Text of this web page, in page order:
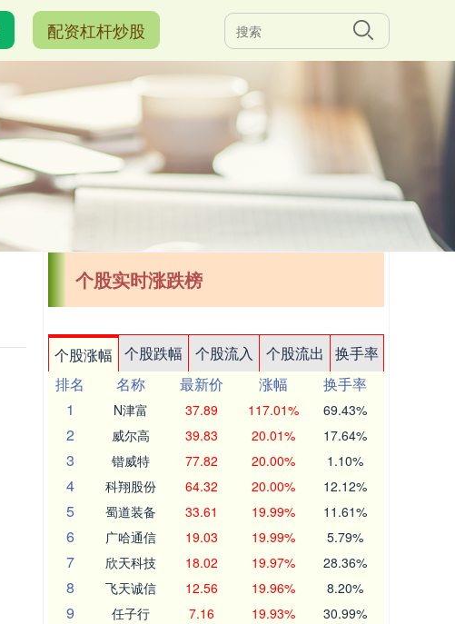
配资杠杆炒股
个股实时涨跌榜
个股涨幅 个股跌幅 个股流入 个股流出
换手率
排名
名称 最新价 涨幅
换手率
1
N津富 37.89 117.01% 69.43%
2 威尔高 39.83 20.01% 17.64%
3 锴威特 77.82 20.00% 1.10%
4 科翔股份 64.32 20.00% 12.12%
5 蜀道装备 33.61 19.99% 11.61%
6 广哈通信 19.03 19.99% 5.79%
7 欣天科技 18.02 19.97% 28.36%
8 飞天诚信 12.56 19.96% 8.20%
9 任子行 7.16 19.93% 30.99%